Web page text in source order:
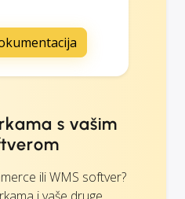
s vašim
ili WMS softver?